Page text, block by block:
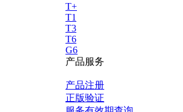
T+
T1
T3
T6
G6
产品服务
产品注册
正版验证